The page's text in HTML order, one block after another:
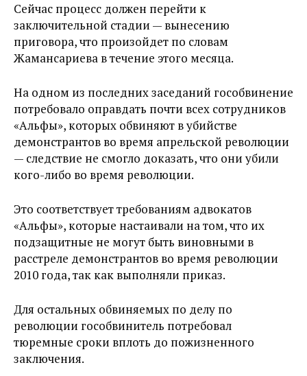
Сейчас процесс должен перейти к
заключительной стадии — вынесению
приговора, что произойдет по словам
Жамансариева в течение этого месяца.
На одном из последних заседаний гособвинение
потребовало оправдать почти всех сотрудников
«Альфы», которых обвиняют в убийстве
демонстрантов во время апрельской революции
— следствие не смогло доказать, что они убили
кого-либо во время революции.
Это соответствует требованиям адвокатов
«Альфы», которые настаивали на том, что их
подзащитные не могут быть виновными в
расстреле демонстрантов во время революции
2010 года, так как выполняли приказ.
Для остальных обвиняемых по делу по
революции гособвинитель потребовал
тюремные сроки вплоть до пожизненного
заключения.